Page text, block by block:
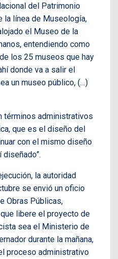
del Patrimonio
la línea de Museología,
el Museo de la
entendiendo como
los 25 museos que hay
donde va a salir el
un museo público, (…)
términos administrativos
que es el diseño del
con el mismo diseño
la autoridad
se envió un oficio
Obras Públicas,
libere el proyecto de
sea el Ministerio de
durante la mañana,
proceso administrativo